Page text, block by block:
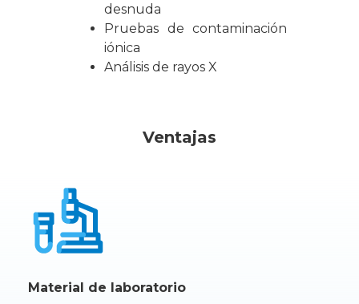
desnuda
Pruebas de contaminación
iónica
Análisis de rayos X
Ventajas
Material de laboratorio